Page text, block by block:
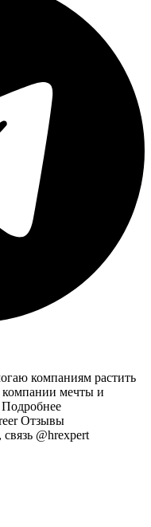
компаниям растить
мечты и
Отзывы
@hrexpert